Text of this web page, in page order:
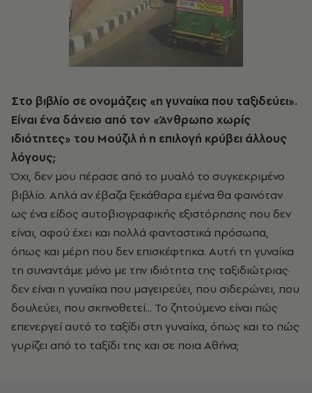
Στο βιβλίο σε ονομάζεις «η γυναίκα που ταξιδεύει».
Είναι ένα δάνειο από τον «Άνθρωπο χωρίς
ιδιότητες» του Μούζιλ ή η επιλογή κρύβει άλλους
λόγους;
Όχι, δεν μου πέρασε από το μυαλό το συγκεκριμένο
βιβλίο. Απλά αν έβαζα ξεκάθαρα εμένα θα φαινόταν
ως ένα είδος αυτοβιογραφικής εξιστόρησης που δεν
είναι, αφού έχει και πολλά φανταστικά πρόσωπα,
όπως και μέρη που δεν επισκέφτηκα. Αυτή τη γυναίκα
τη συναντάμε μόνο με την ιδιότητα της ταξιδιώτριας·
δεν είναι η γυναίκα που μαγειρεύει, που σιδερώνει, που
δουλεύει, που σκηνοθετεί... Το ζητούμενο είναι πώς
επενεργεί αυτό το ταξίδι στη γυναίκα, όπως και το πώς
γυρίζει από το ταξίδι της και σε ποια Αθήνα;